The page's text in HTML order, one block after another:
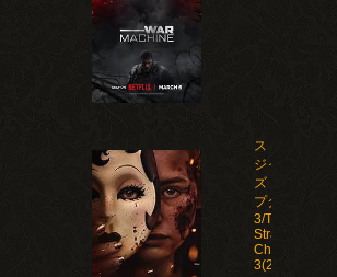
ストレン
ジャー
ズ：チャ
プター
3/The
Strangers:
Chapter
3(2026)